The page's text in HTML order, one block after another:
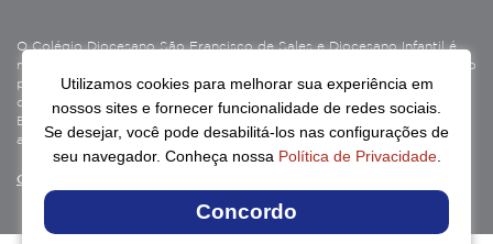
O Colégio Diocesano São Francisco de Sales e Diocesano Infantil é
mantido pela Associação Antônio Vieira (ASAV), instituição de direito
privado sem fins lucrativos, filantrópica, de natureza educativa,
cultural, assistencial e beneficente, certificada como Entidade
Beneficente de Assistência Social (CEBAS), nas áreas de educação e
assistência social.
Continue lendo
Utilizamos cookies para melhorar sua experiência em
nossos sites e fornecer funcionalidade de redes sociais.
Se desejar, você pode desabilitá-los nas configurações de
seu navegador. Conheça nossa Política de Privacidade.
Concordo